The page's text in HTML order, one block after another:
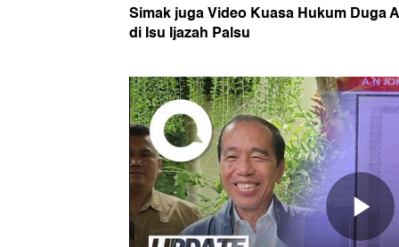
Simak juga Video Kuasa Hukum Duga
di Isu Ijazah Palsu